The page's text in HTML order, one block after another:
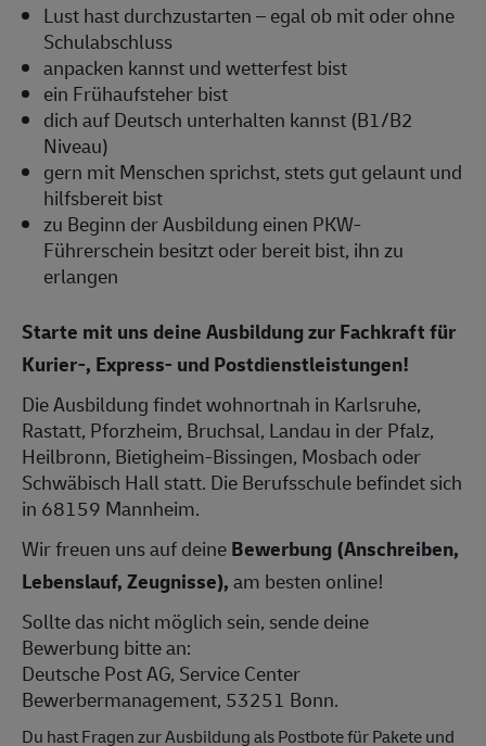
Lust hast durchzustarten – egal ob mit oder ohne
Schulabschluss
anpacken kannst und wetterfest bist
ein Frühaufsteher bist
dich auf Deutsch unterhalten kannst (B1/B2
Niveau)
gern mit Menschen sprichst, stets gut gelaunt und
hilfsbereit bist
zu Beginn der Ausbildung einen PKW-
Führerschein besitzt oder bereit bist, ihn zu
erlangen
Starte mit uns deine Ausbildung zur Fachkraft für
Kurier-, Express- und Postdienstleistungen!
Die Ausbildung findet wohnortnah in Karlsruhe,
Rastatt, Pforzheim, Bruchsal, Landau in der Pfalz,
Heilbronn, Bietigheim-Bissingen, Mosbach oder
Schwäbisch Hall statt. Die Berufsschule befindet sich
in 68159 Mannheim.
Wir freuen uns auf deineBewerbung (Anschreiben,
Lebenslauf, Zeugnisse),am besten online!
Sollte das nicht möglich sein, sende deine
Bewerbung bitte an:
Deutsche Post AG, Service Center
Bewerbermanagement, 53251 Bonn.
Du hast Fragen zur Ausbildung als Postbote für Pakete und